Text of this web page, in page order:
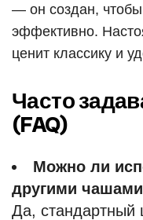
— он создан,
эффективно.
ценит классику и
Часто
(FAQ)
Можно ли
другими
Да,